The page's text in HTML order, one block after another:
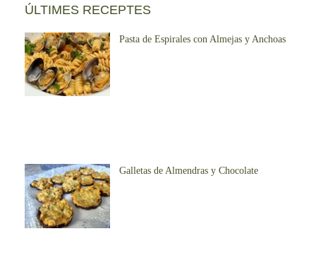
ÚLTIMES RECEPTES
Pasta de Espirales con Almejas y Anchoas
Galletas de Almendras y Chocolate